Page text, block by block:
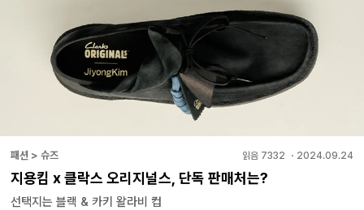
패션 > 슈즈 읽음 7332 ・ 2024.09.24
지용킴 x 클락스 오리지널스, 단독 판매처는?
선택지는 블랙 & 카키 왈라비 컵